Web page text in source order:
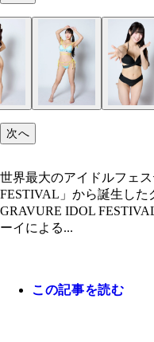
次へ
世界最大のアイドルフェ
FESTIVAL」から誕生し
GRAVURE IDOL
ーイによる...
この記事を読む